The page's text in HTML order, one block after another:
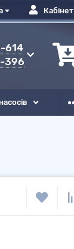
Кабінет
614
396